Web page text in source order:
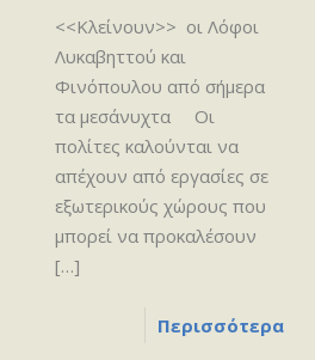
<<Κλείνουν>> οι Λόφοι
Λυκαβηττού και
Φινόπουλου από σήμερα
τα μεσάνυχτα Οι
πολίτες καλούνται να
απέχουν από εργασίες σε
εξωτερικούς χώρους που
μπορεί να προκαλέσουν
[…]
Περισσότερα